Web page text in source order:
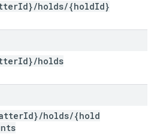
Id}/holds/{holdId}
Id}/holds
Id}/holds/{hold